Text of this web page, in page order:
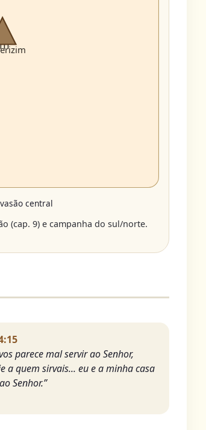
central
(cap. 9) e campanha do sul/norte.
parece mal servir ao Senhor,
a quem sirvais... eu e a minha casa
Senhor.”